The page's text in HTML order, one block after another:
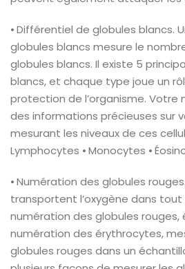
⦁ Différentiel de globules blancs.
globules blancs mesure le
globules blancs. Il existe 5
blancs, et chaque type joue un
protection de l’organisme.
des informations précieuses sur
mesurant les niveaux de ces
Lymphocytes ⦁ Monocytes ⦁
⦁ Numération des globules
transportent l’oxygène dans tout
numération des globules
numération des érythrocytes,
globules rouges dans un